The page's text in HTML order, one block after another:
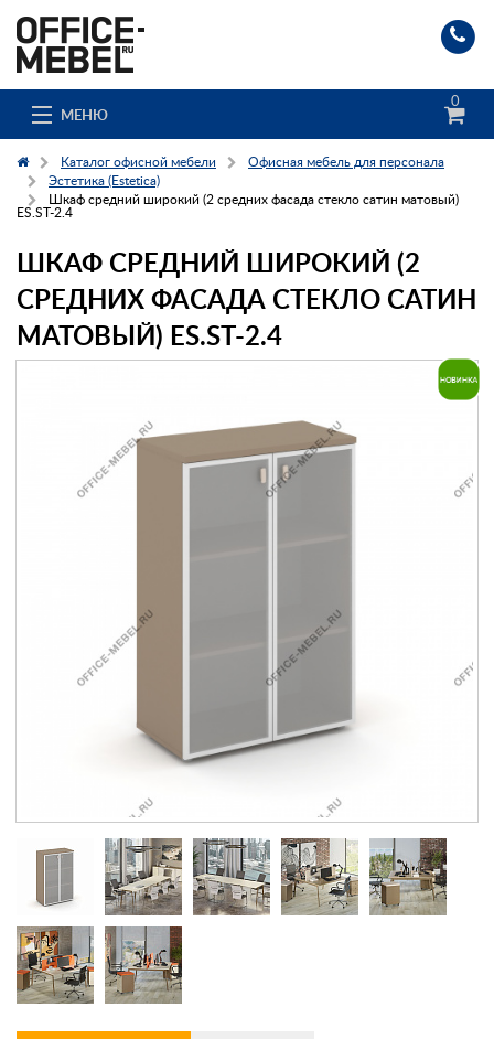
МЕНЮ
0
О компании
Доставка и сборка
Заказ каталога
Каталог офисной мебели
Офисная мебель для персонала
Эстетика (Estetica)
Шкаф средний широкий (2 средних фасада стекло сатин матовый)
ES.ST-2.4
ШКАФ СРЕДНИЙ ШИРОКИЙ (2
СРЕДНИХ ФАСАДА СТЕКЛО САТИН
МАТОВЫЙ) ES.ST-2.4